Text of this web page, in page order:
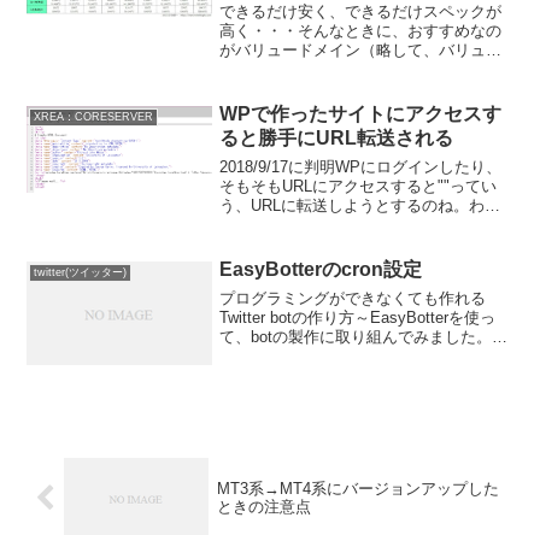
できるだけ安く、できるだけスペックが
高く・・・そんなときに、おすすめなの
がバリュードメイン（略して、バリュド
でコスパの良いドメイン取得＆レンタル
サーバーはないです。独自...
XREA：CORESERVER
WPで作ったサイトにアクセスす
ると勝手にURL転送される
2018/9/17に判明WPにログインしたり、
そもそもURLにアクセスすると""ってい
う、URLに転送しようとするのね。わた
見てみると・・・うん。なんか...
twitter(ツイッター) EasyBotterのcron設定
プログラミングができなくても作れる
Twitter botの作り方～EasyBotterを使っ
て、botの製作に取り組んでみました。私
MT3系→MT4系にバージョンアップした
ときの注意点